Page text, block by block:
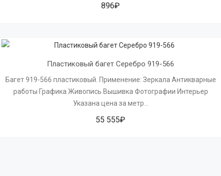
896₽
Пластиковый багет Серебро 919-566
Багет 919-566 пластиковый. Применение: Зеркала Антикварные
работы Графика Живопись Вышивка Фотографии Интерьер
Указана цена за метр...
55 555₽